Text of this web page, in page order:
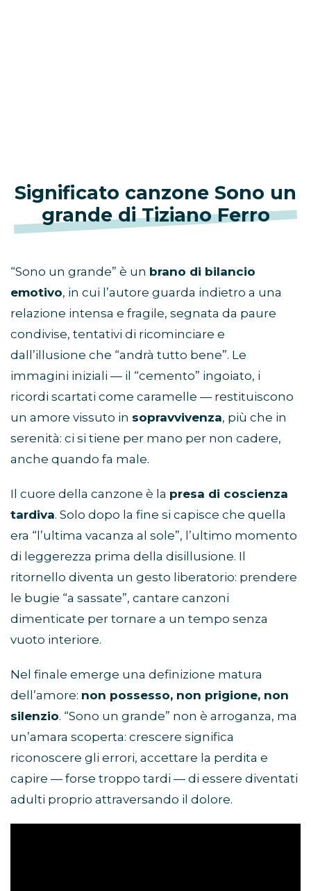
Significato canzone Sono un
grande di Tiziano Ferro
“Sono un grande” è un brano di bilancio
emotivo, in cui l’autore guarda indietro a una
relazione intensa e fragile, segnata da paure
condivise, tentativi di ricominciare e
dall’illusione che “andrà tutto bene”. Le
immagini iniziali — il “cemento” ingoiato, i
ricordi scartati come caramelle — restituiscono
un amore vissuto in sopravvivenza, più che in
serenità: ci si tiene per mano per non cadere,
anche quando fa male.
Il cuore della canzone è la presa di coscienza
tardiva. Solo dopo la fine si capisce che quella
era “l’ultima vacanza al sole”, l’ultimo momento
di leggerezza prima della disillusione. Il
ritornello diventa un gesto liberatorio: prendere
le bugie “a sassate”, cantare canzoni
dimenticate per tornare a un tempo senza
vuoto interiore.
Nel finale emerge una definizione matura
dell’amore: non possesso, non prigione, non
silenzio. “Sono un grande” non è arroganza, ma
un’amara scoperta: crescere significa
riconoscere gli errori, accettare la perdita e
capire — forse troppo tardi — di essere diventati
adulti proprio attraversando il dolore.